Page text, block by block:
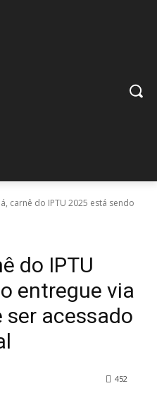
carnê do IPTU 2025 está sendo
do IPTU
entregue via
ser acessado
452